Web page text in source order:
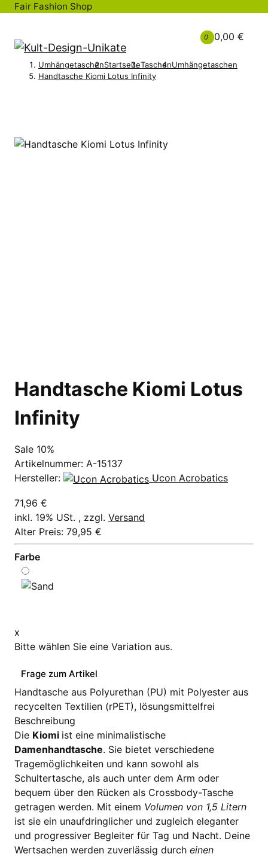
Fair Fashion Shop
0 0,00 €
UmhängetaschenStartseiteTaschenUmhängetaschen
Handtasche Kiomi Lotus Infinity
Handtasche Kiomi Lotus
Infinity
Sale 10%
Artikelnummer: A-15137
Hersteller:
Ucon Acrobatics
71,96 €
inkl. 19% USt. , zzgl. Versand
Alter Preis: 79,95 €
Farbe
x
Bitte wählen Sie eine Variation aus.
Frage zum Artikel
Handtasche aus Polyurethan (PU) mit Polyester aus
recycelten Textilien (rPET), lösungsmittelfrei
Beschreibung
Die Kiomi ist eine minimalistische
Damenhandtasche. Sie bietet verschiedene
Tragemöglichkeiten und kann sowohl als
Schultertasche, als auch unter dem Arm oder
bequem über den Rücken als Crossbody-Tasche
getragen werden. Mit einem Volumen von 1,5 Litern
ist sie ein unaufdringlicher und zugleich eleganter
und progressiver Begleiter für Tag und Nacht. Deine
Wertsachen werden zuverlässig durch einen